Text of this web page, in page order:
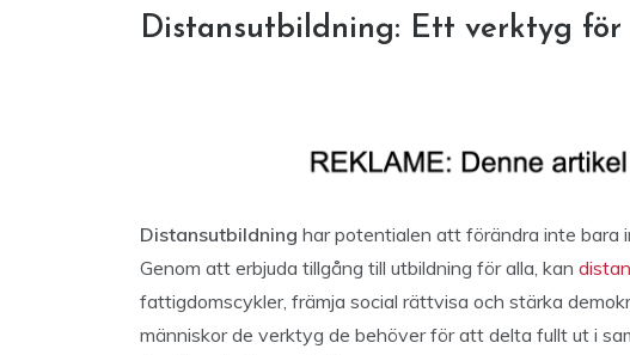
Distansutbildning: Ett verktyg för
Distansutbildning har potentialen att förändra inte bara
Genom att erbjuda tillgång till utbildning för alla, kan
fattigdomscykler, främja social rättvisa och stärka
människor de verktyg de behöver för att delta fullt ut i